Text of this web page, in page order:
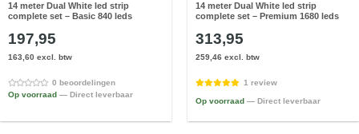
14 meter Dual White led strip
complete set – Basic 840 leds
197,95
163,60 excl. btw
0 beoordelingen
Op voorraad — Direct leverbaar
14 meter Dual White led strip
complete set – Premium 1680 leds
313,95
259,46 excl. btw
1 review
Op voorraad — Direct leverbaar